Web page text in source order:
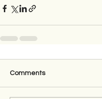
Comments